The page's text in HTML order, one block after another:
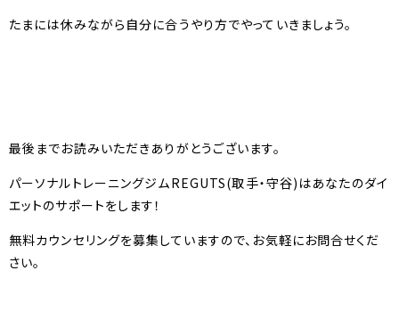
たまには休みながら自分に合うやり方でやっていきましょう。
最後までお読みいただきありがとうございます。
パーソナルトレーニングジムREGUTS(取手・守谷)はあなたのダイ
エットのサポートをします！
無料カウンセリングを募集していますので、お気軽にお問合せくだ
さい。